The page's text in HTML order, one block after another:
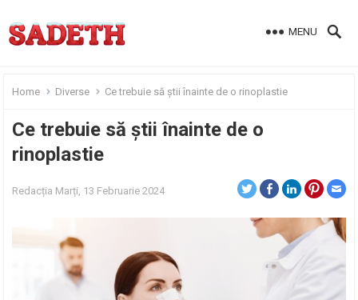
MENU
Home Diverse Ce trebuie să știi înainte de o rinoplastie
Ce trebuie să știi înainte de o
rinoplastie
Redacția Marți, 13 Februarie 2024